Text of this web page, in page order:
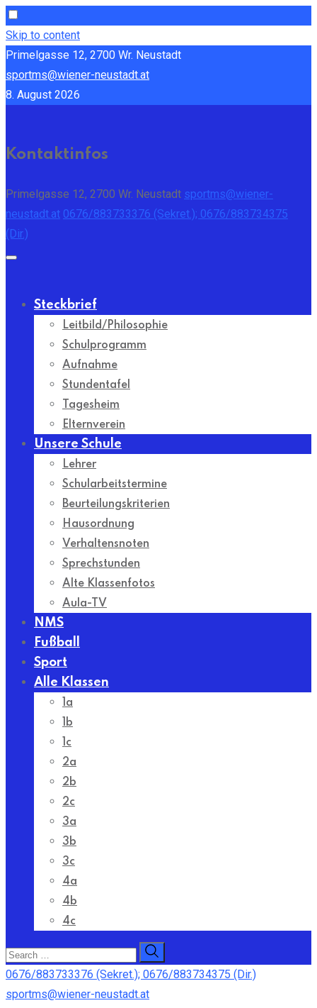
Skip to content
Primelgasse 12, 2700 Wr. Neustadt
sportms@wiener-neustadt.at
8. August 2026
Kontaktinfos
Primelgasse 12, 2700 Wr. Neustadt sportms@wiener-
neustadt.at 0676/883733376 (Sekret.); 0676/883734375
(Dir.)
Steckbrief
Leitbild/Philosophie
Schulprogramm
Aufnahme
Stundentafel
Tagesheim
Elternverein
Unsere Schule
Lehrer
Schularbeitstermine
Beurteilungskriterien
Hausordnung
Verhaltensnoten
Sprechstunden
Alte Klassenfotos
Aula-TV
NMS
Fußball
Sport
Alle Klassen
1a
1b
1c
2a
2b
2c
3a
3b
3c
4a
4b
4c
0676/883733376 (Sekret.); 0676/883734375 (Dir.)
sportms@wiener-neustadt.at